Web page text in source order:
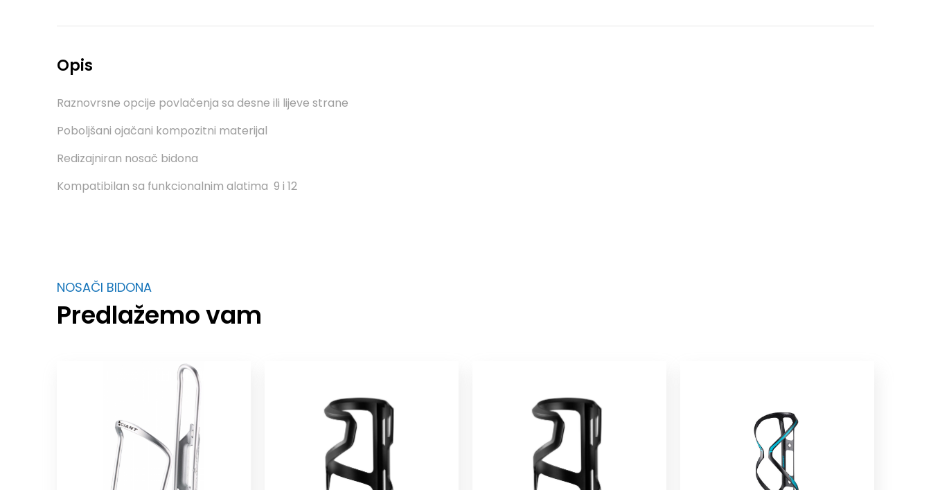
Opis
Raznovrsne opcije povlačenja sa desne ili lijeve strane
Poboljšani ojačani kompozitni materijal
Redizajniran nosač bidona
Kompatibilan sa funkcionalnim alatima 9 i 12
NOSAČI BIDONA
Predlažemo vam